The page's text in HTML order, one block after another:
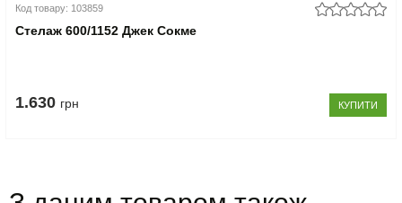
Код товару: 103859
Стелаж 600/1152 Джек Сокме
1.630 грн КУПИТИ